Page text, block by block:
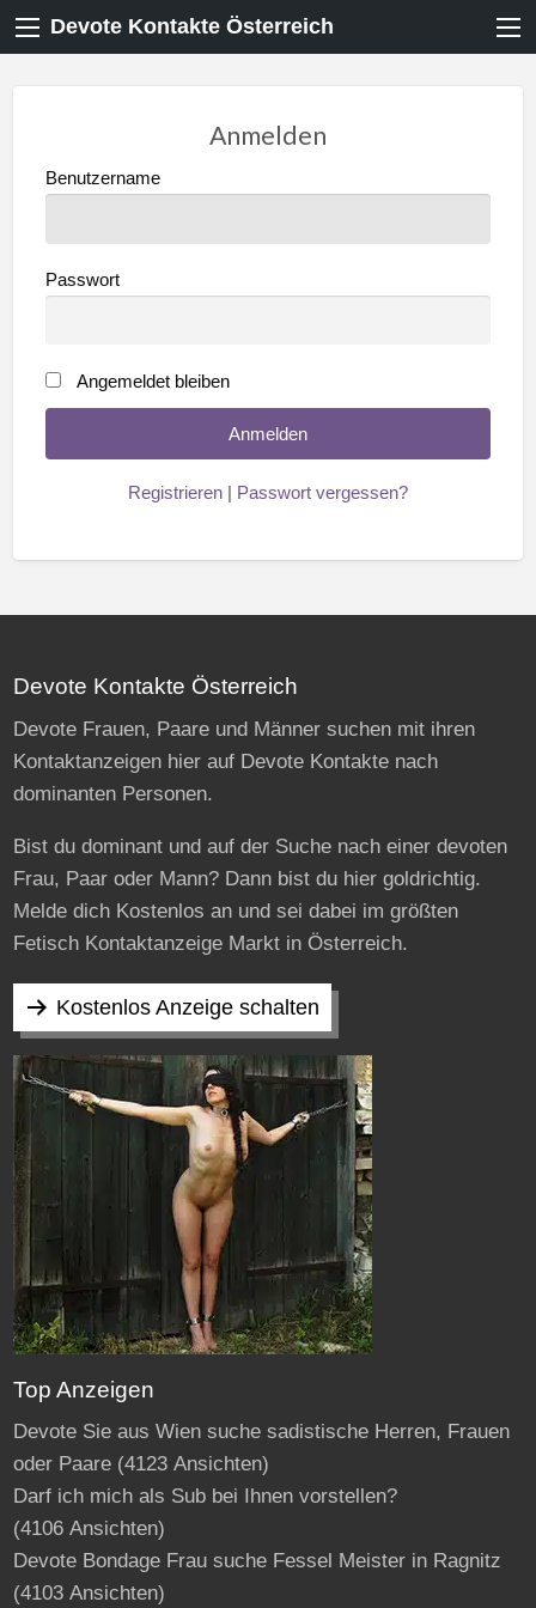
Devote Kontakte Österreich
Anmelden
Benutzername
Passwort
Angemeldet bleiben
Registrieren Passwort vergessen?
Devote Kontakte Österreich
Devote Frauen, Paare und Männer suchen mit ihren
Kontaktanzeigen hier auf Devote Kontakte nach
dominanten Personen.
Bist du dominant und auf der Suche nach einer devoten
Frau, Paar oder Mann? Dann bist du hier goldrichtig.
Melde dich Kostenlos an und sei dabei im größten
Fetisch Kontaktanzeige Markt in Österreich.
Kostenlos Anzeige schalten
Top Anzeigen
Devote Sie aus Wien suche sadistische Herren, Frauen
oder Paare(4123 Ansichten)
Darf ich mich als Sub bei Ihnen vorstellen?
(4106 Ansichten)
Devote Bondage Frau suche Fessel Meister in Ragnitz
(4103 Ansichten)